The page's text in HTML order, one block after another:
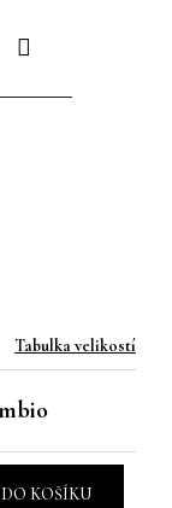
Tabulka velikostí
DO KOŠÍKU